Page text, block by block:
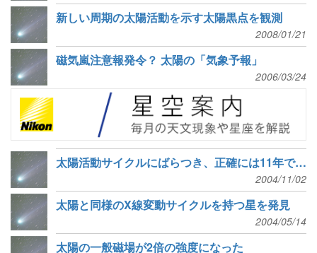
新しい周期の太陽活動を示す太陽黒点を観測
2008/01/21
磁気嵐注意報発令？ 太陽の「気象予報」
2006/03/24
太陽活動サイクルにばらつき、正確には11年ではないのか？
2004/11/02
太陽と同様のX線変動サイクルを持つ星を発見
2004/05/14
太陽の一般磁場が2倍の強度になった